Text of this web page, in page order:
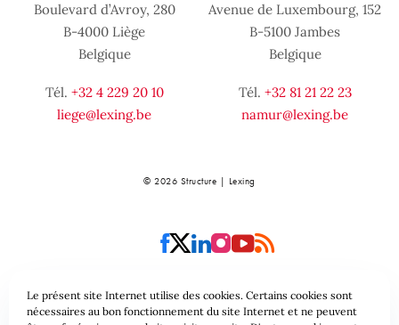
Boulevard d’Avroy, 280
B-4000 Liège
Belgique
Tél. +32 4 229 20 10
liege@lexing.be
Avenue de Luxembourg, 152
B-5100 Jambes
Belgique
Tél. +32 81 21 22 23
namur@lexing.be
© 2026 Structure | Lexing
Le présent site Internet utilise des cookies. Certains cookies sont
nécessaires au bon fonctionnement du site Internet et ne peuvent